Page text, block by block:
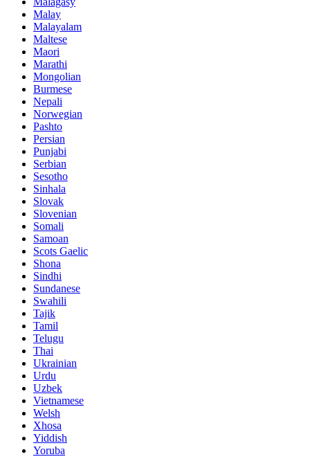
Malay
Malayalam
Maltese
Maori
Marathi
Mongolian
Burmese
Nepali
Norwegian
Pashto
Persian
Punjabi
Serbian
Sesotho
Sinhala
Slovak
Slovenian
Somali
Samoan
Scots Gaelic
Shona
Sindhi
Sundanese
Swahili
Tajik
Tamil
Telugu
Thai
Ukrainian
Urdu
Uzbek
Vietnamese
Welsh
Xhosa
Yiddish
Yoruba